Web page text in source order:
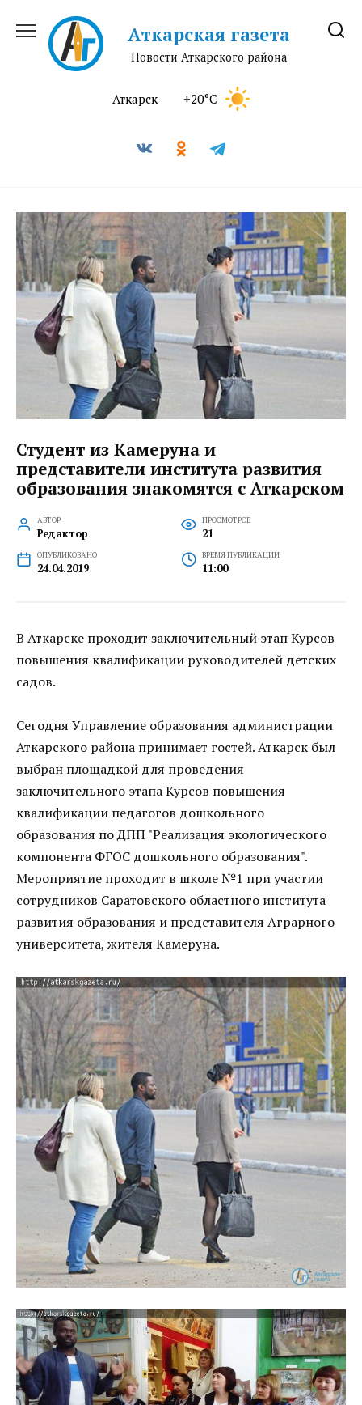
содержанию
Аткарская газета
Новости Аткарского района
Аткарск +20°C
Студент из Камеруна и
представители института развития
образования знакомятся с Аткарском
АВТОР
Редактор
ПРОСМОТРОВ
21
ОПУБЛИКОВАНО
24.04.2019
ВРЕМЯ ПУБЛИКАЦИИ
11:00
В Аткарске проходит заключительный этап Курсов
повышения квалификации руководителей детских
садов.
Сегодня Управление образования администрации
Аткарского района принимает гостей. Аткарск был
выбран площадкой для проведения
заключительного этапа Курсов повышения
квалификации педагогов дошкольного
образования по ДПП "Реализация экологического
компонента ФГОС дошкольного образования".
Мероприятие проходит в школе №1 при участии
сотрудников Саратовского областного института
развития образования и представителя Аграрного
университета, жителя Камеруна.